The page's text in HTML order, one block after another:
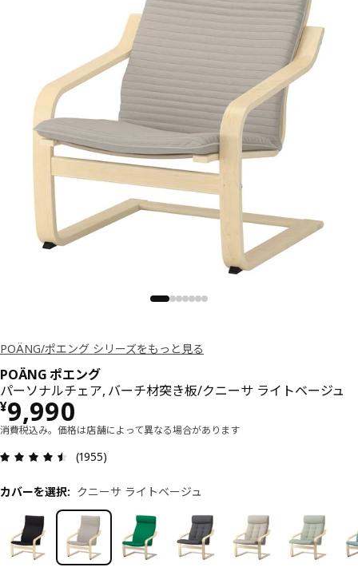
POÄNG/ポエング シリーズをもっと見る
POÄNG ポエング
パーソナルチェア, バーチ材突き板/クニーサ ライトベージュ
¥9,990
価格 ¥ 9990
消費税込み。価格は店舗によって異なる場合があります
(1955)
カバーを選択: クニーサ ライトベージュ